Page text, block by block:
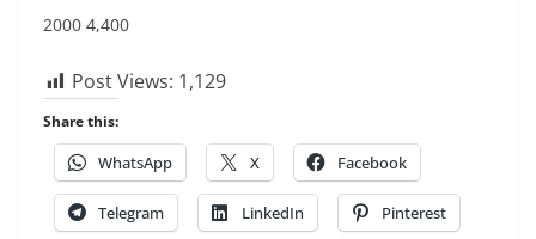
2000 4,400
Post Views: 1,129
Share this:
WhatsApp X Facebook
Telegram LinkedIn Pinterest